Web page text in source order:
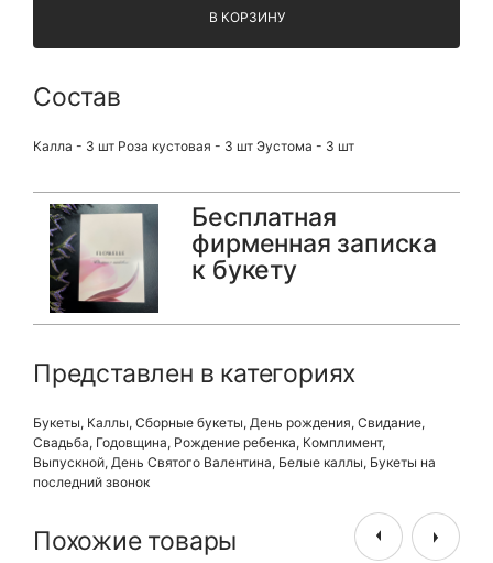
В КОРЗИНУ
Состав
Калла - 3 шт Роза кустовая - 3 шт Эустома - 3 шт
Бесплатная
фирменная записка
к букету
Представлен в категориях
Букеты, Каллы, Сборные букеты, День рождения, Свидание,
Свадьба, Годовщина, Рождение ребенка, Комплимент,
Выпускной, День Святого Валентина, Белые каллы, Букеты на
последний звонок
Похожие товары